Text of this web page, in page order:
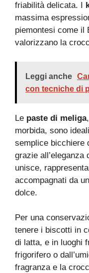
friabilità delicata. I
massima
piemontesi come il
valorizzano la
Leggi anche
con tecniche di
Le paste di meliga
morbida, sono
semplice bicchiere
grazie
unisce,
accompagnati da
dolce.
Per una
tenere i biscotti in
di latta, e in luoghi
frigorifero o
fragranza e la